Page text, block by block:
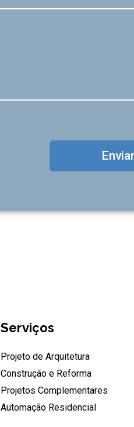
Serviços
Projeto de Arquitetura
Construção e Reforma
Projetos Complementares
Automação Residencial